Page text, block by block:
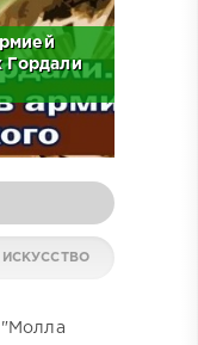
Гордали
ИСКУССТВО
"Молла